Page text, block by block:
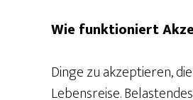
Wie funktioniert
Dinge zu akzeptieren,
Lebensreise.